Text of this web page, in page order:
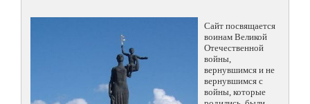
Сайт посвящается
воинам Великой
Отечественной
войны,
вернувшимся и не
вернувшимся с
войны, которые